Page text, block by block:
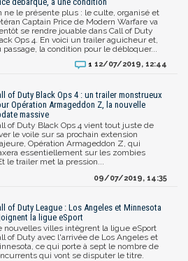
ne le présente plus : le culte, organisé et
Captain Price de Modern Warfare va
se rendre jouable dans Call of Duty
Ops 4. En voici un trailer aguicheur et,
passage, la condition pour le débloquer...
1 12/07/2019, 12:44
of Duty Black Ops 4 : un trailer monstrueux
Opération Armageddon Z, la nouvelle
massive
of Duty Black Ops 4 vient tout juste de
le voile sur sa prochain extension
Opération Armageddon Z, qui
essentiellement sur les zombies
le trailer met la pression...
09/07/2019, 14:35
of Duty League : Los Angeles et Minnesota
la ligue eSport
nouvelles villes intègrent la ligue eSport
of Duty avec l'arrivée de Los Angeles et
ce qui porte à sept le nombre de
qui vont se disputer le titre.